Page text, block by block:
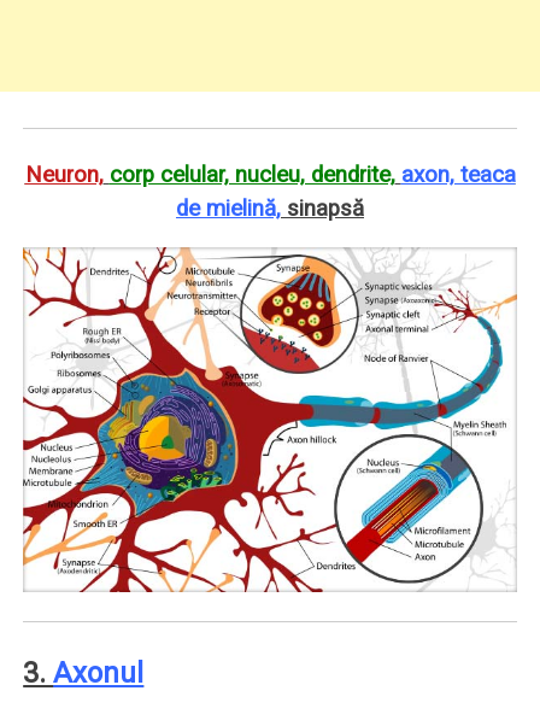
Neuron, corp celular, nucleu, dendrite, axon, teaca
de mielină, sinapsă
3.Axonul